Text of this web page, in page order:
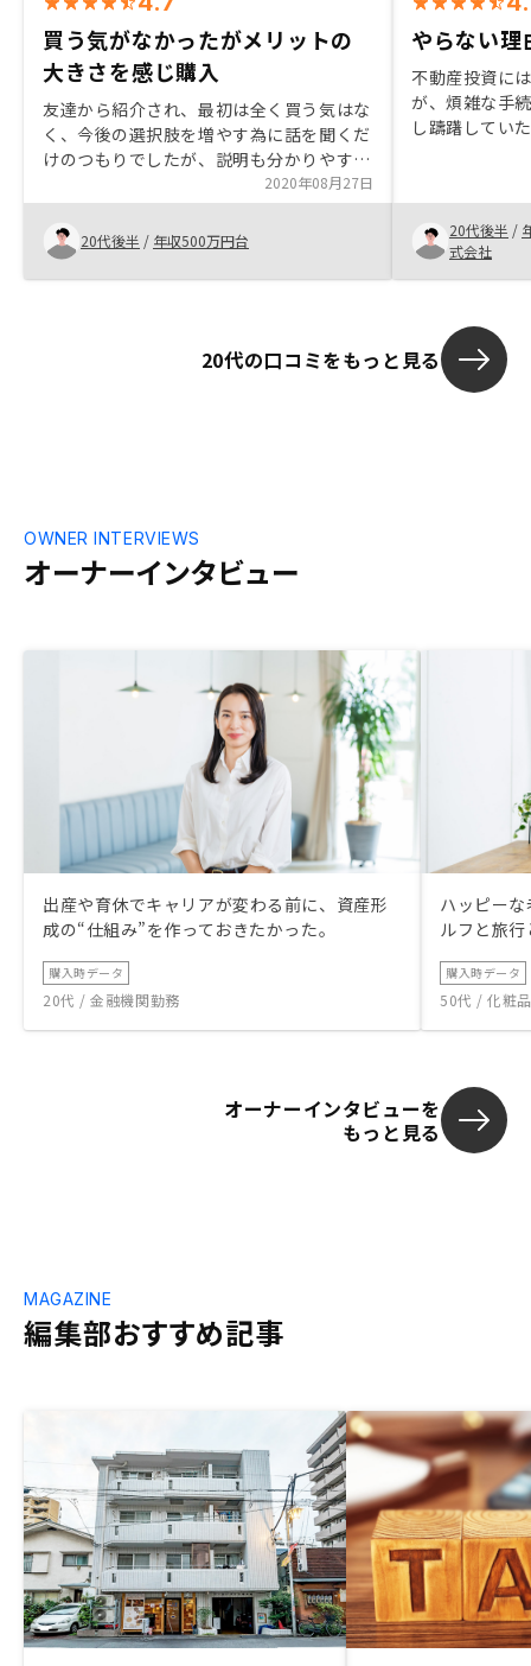
買う気がなかったがメリットの
大きさを感じ購入
友達から紹介され、最初は全く買う気はな
く、今後の選択肢を増やす為に話を聞くだ
けのつもりでしたが、説明も分かりやす
く、営業担当者を信用できたことやリスク
リターンを考えた時にやるメリットの方が
大きいと感じたので購入させて頂きまし
た。物件を決める際、物件の外観だけでな
く、内装もしっかりと写真で見れたらいい
2020年08月27日
20代後半 / 年収500万円台
やらない理
不動産投資に
が、煩雑な手
し躊躇してい
者のリスクに
たことから、
難しくなって
がいれば、話
20代後半 /
式会社
20代の口コミをもっと見る
オーナーインタビュー
OWNER INTERVIEWS
出産や育休でキャリアが変わる前に、資産形
成の“仕組み”を作っておきたかった。
購入時データ
20代 / 金融機関勤務
ハッピー
ルフと旅
購入時データ
50代 / 化粧
オーナーインタビューを
もっと見る
編集部おすすめ記事
MAGAZINE